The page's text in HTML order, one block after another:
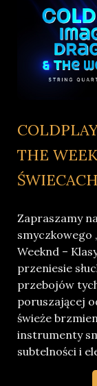
THE
ŚWIECACH
Zapraszamy
smyczkowego
Weeknd –
przeniesie
przebojów
poruszającej
świeże
instrumenty
subtelności i